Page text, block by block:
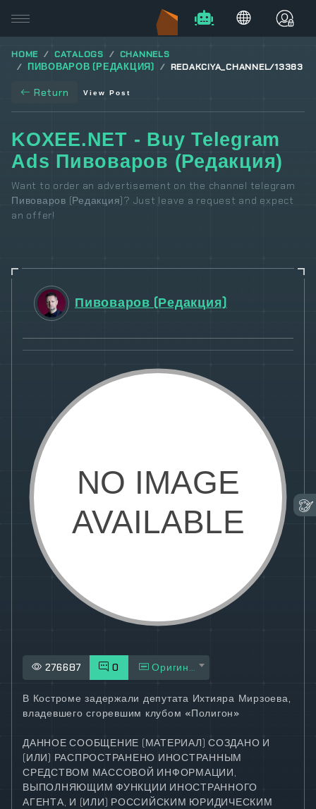
HOME CATALOGS
CHANNELS
ПИВОВАРОВ (РЕДАКЦИЯ)
REDAKCIYA_CHANNEL/13383
Return View Post
KOXEE.NET - Buy Telegram
Ads Пивоваров (Редакция)
Want to order an advertisement on the channel telegram
Пивоваров (Редакция)? Just leave a request and expect
an offer!
Пивоваров (Редакция)
276687 0 Оригинал
В Костроме задержали депутата Ихтияра Мирзоева,
владевшего сгоревшим клубом «Полигон»
ДАННОЕ СООБЩЕНИЕ (МАТЕРИАЛ) СОЗДАНО И
(ИЛИ) РАСПРОСТРАНЕНО ИНОСТРАННЫМ
СРЕДСТВОМ МАССОВОЙ ИНФОРМАЦИИ,
ВЫПОЛНЯЮЩИМ ФУНКЦИИ ИНОСТРАННОГО
АГЕНТА, И (ИЛИ) РОССИЙСКИМ ЮРИДИЧЕСКИМ